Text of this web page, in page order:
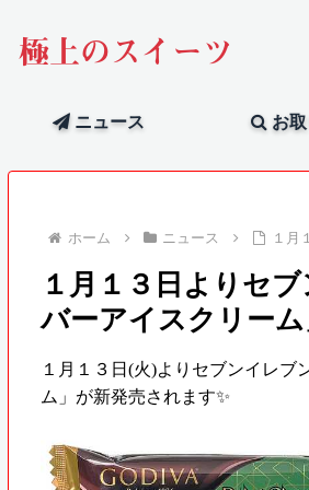
極上のスイーツ
ニュース お
ホーム ニュース １月
１月１３日よりセ
バーアイスクリーム
１月１３日(火)よりセブンイレ
ム」が新発売されます✨